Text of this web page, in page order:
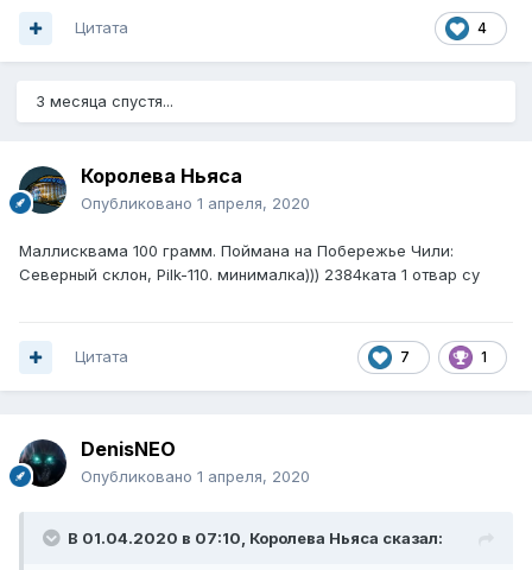
4
Цитата
3 месяца спустя...
Королева Ньяса
Опубликовано 1 апреля, 2020
Маллисквама 100 грамм. Поймана на Побережье Чили:
Северный склон, Pilk-110. минималка))) 2384ката 1 отвар су
7 1
Цитата
DenisNEO
Опубликовано 1 апреля, 2020
В 01.04.2020 в 07:10, Королева Ньяса сказал: